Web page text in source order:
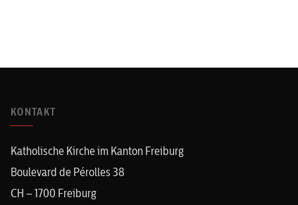
KONTAKT
Katholische Kirche im Kanton Freiburg
Boulevard de Pérolles 38
CH – 1700 Freiburg